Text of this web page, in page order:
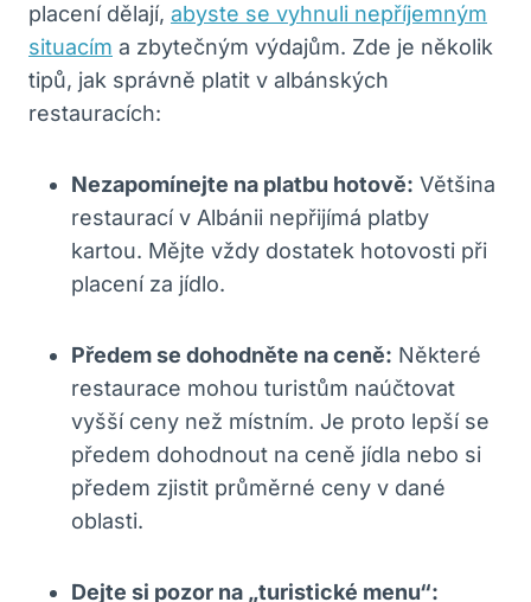
placení dělají, abyste se vyhnuli nepříjemným
situacím a zbytečným výdajům. Zde je několik
tipů, jak správně platit v albánských
restauracích:
Nezapomínejte na platbu hotově: Většina
restaurací v Albánii nepřijímá platby
kartou. Mějte vždy dostatek hotovosti při
placení za jídlo.
Předem se dohodněte na ceně: Některé
restaurace mohou turistům naúčtovat
vyšší ceny než místním. Je proto lepší se
předem dohodnout na ceně jídla nebo si
předem zjistit průměrné ceny v dané
oblasti.
Dejte si pozor na „turistické menu“: